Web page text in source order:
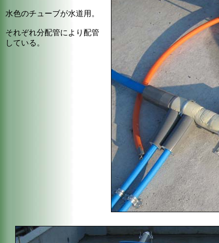
水色のチューブが水道用。
それぞれ分配管により配管
している。